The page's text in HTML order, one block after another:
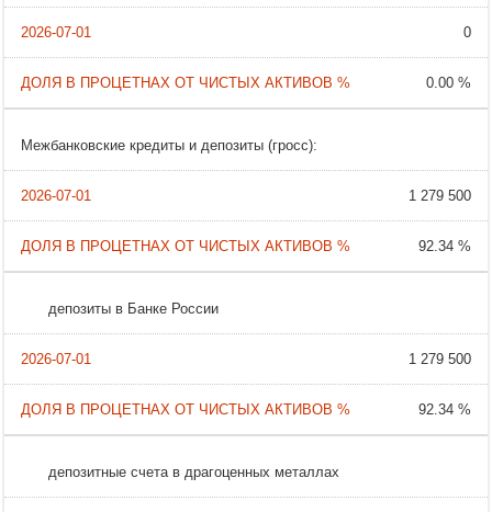
0
0.00 %
Межбанковские кредиты и депозиты (гросс):
1 279 500
92.34 %
депозиты в Банке России
1 279 500
92.34 %
депозитные счета в драгоценных металлах